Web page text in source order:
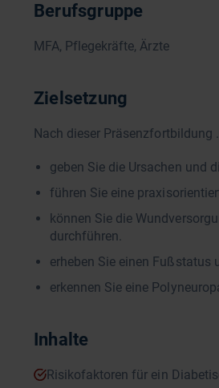
Berufsgruppe
MFA, Pflegekräfte, Ärzte
Zielsetzung
Nach dieser Präsenzfortbildung
geben Sie die Ursachen und
führen Sie eine
können Sie die
durchführen.
erheben Sie einen Fußstatus
erkennen Sie eine
Inhalte
Risikofaktoren für ein